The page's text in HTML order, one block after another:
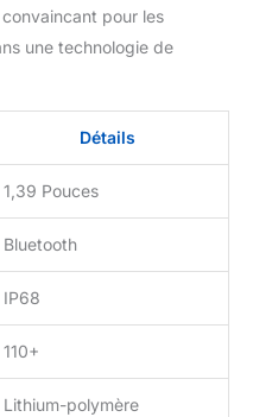
le saut à la corde,
le football, le
à son indice
à l’eau, vous
de l’utiliser sans
par temps de
d’activités en
Surveillance de la
24 : Montre sport
offre une
en suivant des
pour les
une technologie de
Détails
1,39 Pouces
Bluetooth
IP68
110+
Lithium-polymère